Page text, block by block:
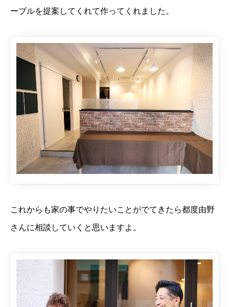
ーブルを提案してくれて作ってくれました。
これからも家の事でやりたいことがでてきたら都度由野
さんに相談していくと思いますよ。